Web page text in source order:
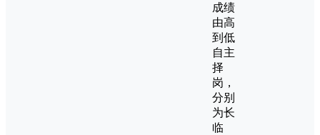
成绩
由高
到低
自主
择
岗，
分别
为长
临